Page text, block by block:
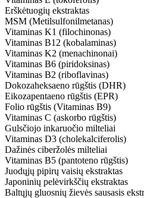
Erškėtuogių ekstraktas
MSM (Metilsulfonilmetanas)
Vitaminas K1 (filochinonas)
Vitaminas B12 (kobalaminas)
Vitaminas K2 (menachinonai)
Vitaminas B6 (piridoksinas)
Vitaminas B2 (riboflavinas)
Dokozaheksaeno rūgštis (DHR)
Eikozapentaeno rūgštis (EPR)
Folio rūgštis (Vitaminas B9)
Vitaminas C (askorbo rūgštis)
Gulsčiojo inkaruočio milteliai
Vitaminas D3 (cholekalciferolis)
Dažinės ciberžolės milteliai
Vitaminas B5 (pantoteno rūgštis)
Juodųjų pipirų vaisių ekstraktas
Japoninių pelėvirkščių ekstraktas
Baltųjų gluosnių žievės sausasis